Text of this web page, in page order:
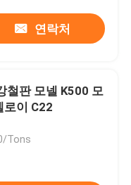
연락처
철판 모넬 K500 모
로이 C22
Tons